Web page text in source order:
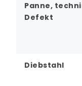
Panne,
Defekt
Diebstahl